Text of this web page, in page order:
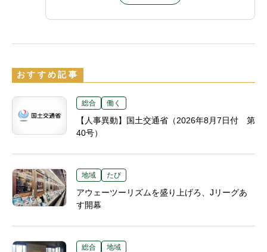
おすすめ記事
総合 働く
【人事異動】国土交通省（2026年8月7日付 第
40号）
地域 たび
アウェーツーリズムを盛り上げろ、Jリーグあ
す開幕
総合 地域